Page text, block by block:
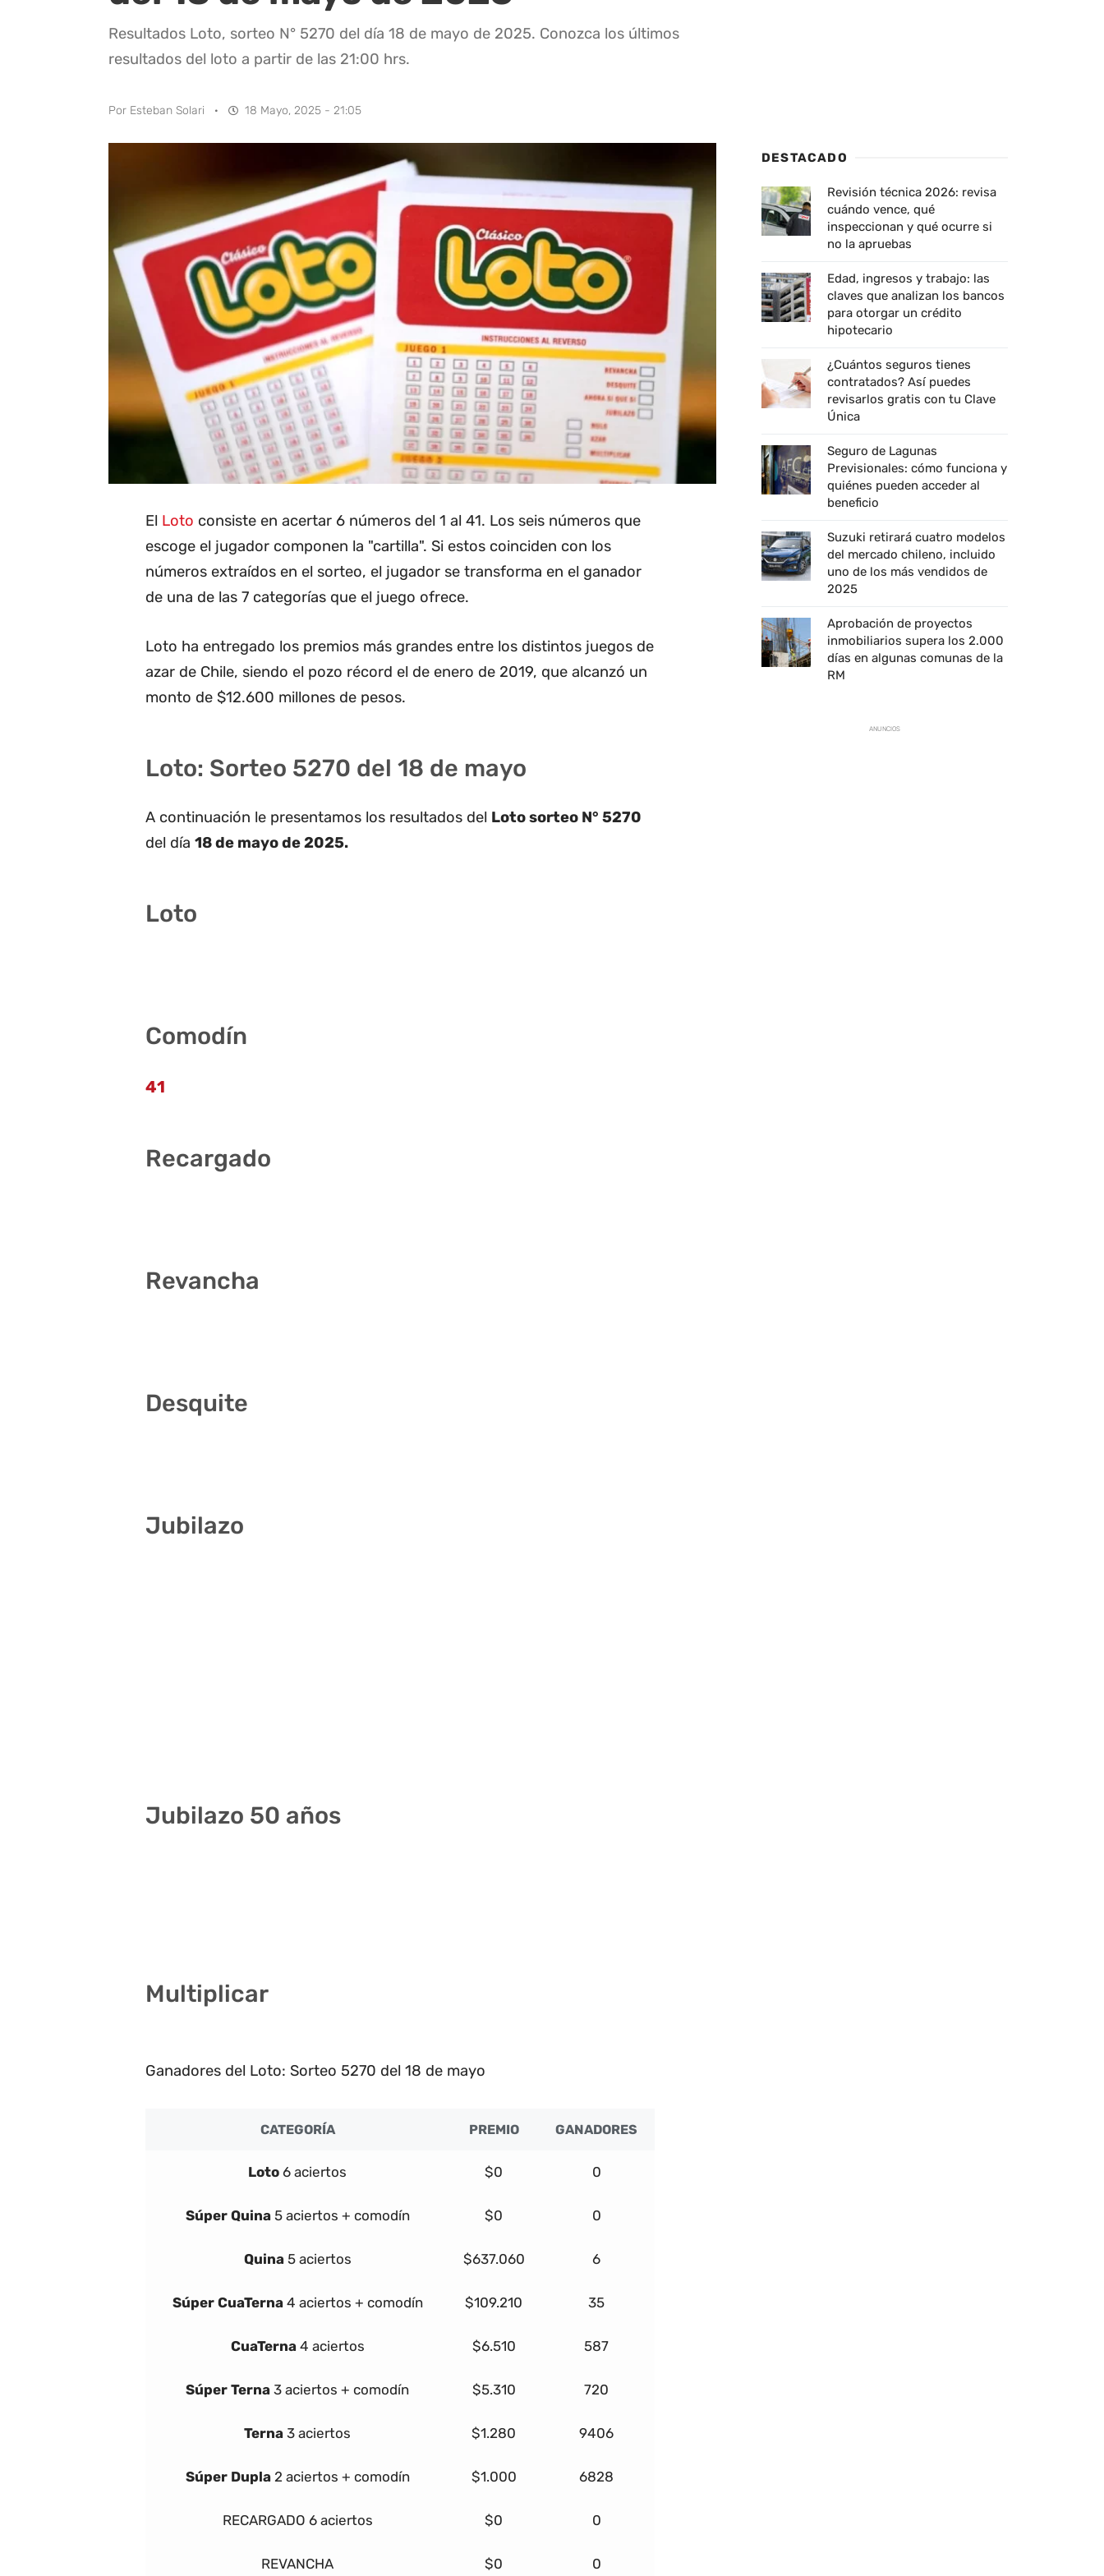
Resultados Loto, sorteo N° 5270 del día 18 de mayo de 2025. Conozca los últimos
resultados del loto a partir de las 21:00 hrs.
Por Esteban Solari · 18 Mayo, 2025 - 21:05
El Loto consiste en acertar 6 números del 1 al 41. Los seis números que
escoge el jugador componen la "cartilla". Si estos coinciden con los
números extraídos en el sorteo, el jugador se transforma en el ganador
de una de las 7 categorías que el juego ofrece.
Loto ha entregado los premios más grandes entre los distintos juegos de
azar de Chile, siendo el pozo récord el de enero de 2019, que alcanzó un
monto de $12.600 millones de pesos.
Loto: Sorteo 5270 del 18 de mayo
A continuación le presentamos los resultados del Loto sorteo N° 5270
del día 18 de mayo de 2025.
Loto
Comodín
41
Recargado
Revancha
Desquite
Jubilazo
Jubilazo 50 años
Multiplicar
Ganadores del Loto: Sorteo 5270 del 18 de mayo
CATEGORÍA PREMIO GANADORES
Loto 6 aciertos $0 0
Súper Quina 5 aciertos + comodín $0 0
Quina 5 aciertos $637.060 6
Súper CuaTerna 4 aciertos + comodín $109.210 35
CuaTerna 4 aciertos $6.510 587
Súper Terna 3 aciertos + comodín $5.310 720
Terna 3 aciertos $1.280 9406
Súper Dupla 2 aciertos + comodín $1.000 6828
RECARGADO 6 aciertos $0 0
REVANCHA $0 0
DESTACADO
Revisión técnica 2026: revisa
cuándo vence, qué
inspeccionan y qué ocurre si
no la apruebas
Edad, ingresos y trabajo: las
claves que analizan los bancos
para otorgar un crédito
hipotecario
¿Cuántos seguros tienes
contratados? Así puedes
revisarlos gratis con tu Clave
Única
Seguro de Lagunas
Previsionales: cómo funciona y
quiénes pueden acceder al
beneficio
Suzuki retirará cuatro modelos
del mercado chileno, incluido
uno de los más vendidos de
2025
Aprobación de proyectos
inmobiliarios supera los 2.000
días en algunas comunas de la
RM
ANUNCIOS